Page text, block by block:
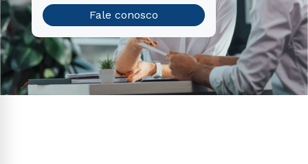
Fale conosco